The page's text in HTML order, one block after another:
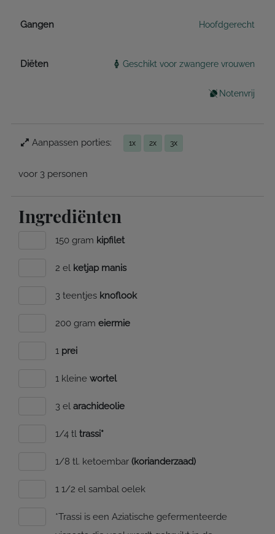
Gangen Hoofdgerecht
Diëten Geschikt voor zwangere vrouwen
Notenvrij
Aanpassen porties: 1x 2x 3x
voor 3 personen
Ingrediënten
150 gram kipfilet
2 el ketjap manis
3 teentjes knoflook
200 gram eiermie
1 prei
1 kleine wortel
3 el arachideolie
1/4 tl trassi*
1/8 tl. ketoembar (korianderzaad)
1 1/2 el sambal oelek
*Trassi is een Aziatische gefermenteerde